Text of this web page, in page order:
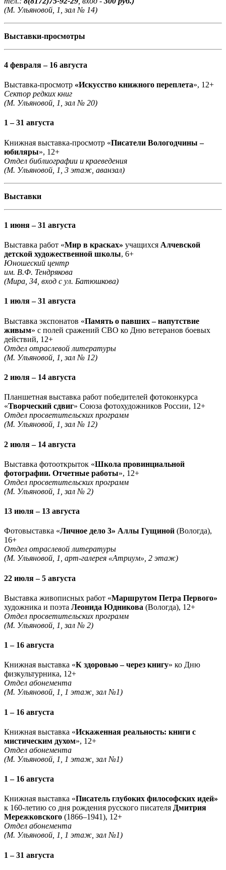
(М. Ульяновой, 1, зал № 14)
Выставки-просмотры
4 февраля – 16 августа
Выставка-просмотр «Искусство книжного переплета», 12+
Сектор редких книг
(М. Ульяновой, 1, зал № 20)
1 – 31 августа
Книжная выставка-просмотр «Писатели Вологодчины –
юбиляры», 12+
Отдел библиографии и краеведения
(М. Ульяновой, 1, 3 этаж, аванзал)
Выставки
1 июня – 31 августа
Выставка работ «Мир в красках» учащихся Алчевской
детской художественной школы, 6+
Юношеский центр
им. В.Ф. Тендрякова
(Мира, 34, вход с ул. Батюшкова)
1 июля – 31 августа
Выставка экспонатов «Память о павших – напутствие
живым» с полей сражений СВО ко Дню ветеранов боевых
действий, 12+
Отдел отраслевой литературы
(М. Ульяновой, 1, зал № 12)
2 июля – 14 августа
Планшетная выставка работ победителей фотоконкурса
«Творческий сдвиг» Союза фотохудожников России, 12+
Отдел просветительских программ
(М. Ульяновой, 1, зал № 12)
2 июля – 14 августа
Выставка фотооткрыток «Школа провинциальной
фотографии. Отчетные работы», 12+
Отдел просветительских программ
(М. Ульяновой, 1, зал № 2)
13 июля – 13 августа
Фотовыставка «Личное дело 3» Аллы Гущиной (Вологда),
16+
Отдел отраслевой литературы
(М. Ульяновой, 1, арт-галерея «Атриум», 2 этаж)
22 июля – 5 августа
Выставка живописных работ «Маршрутом Петра Первого»
художника и поэта Леонида Юдникова (Вологда), 12+
Отдел просветительских программ
(М. Ульяновой, 1, зал № 2)
1 – 16 августа
Книжная выставка «К здоровью – через книгу» ко Дню
физкультурника, 12+
Отдел абонемента
(М. Ульяновой, 1, 1 этаж, зал №1)
1 – 16 августа
Книжная выставка «Искаженная реальность: книги с
мистическим духом», 12+
Отдел абонемента
(М. Ульяновой, 1, 1 этаж, зал №1)
1 – 16 августа
Книжная выставка «Писатель глубоких философских идей»
к 160-летию со дня рождения русского писателя Дмитрия
Мережковского (1866–1941), 12+
Отдел абонемента
(М. Ульяновой, 1, 1 этаж, зал №1)
1 – 31 августа